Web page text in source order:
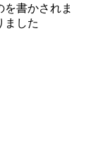
を書かされま
ました